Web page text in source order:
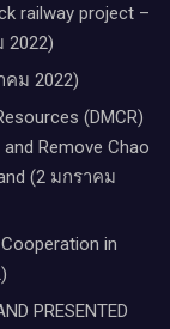
railway project –
2022)
คม 2022)
(DMCR)
Remove Chao
(2 มกราคม
in
PRESENTED